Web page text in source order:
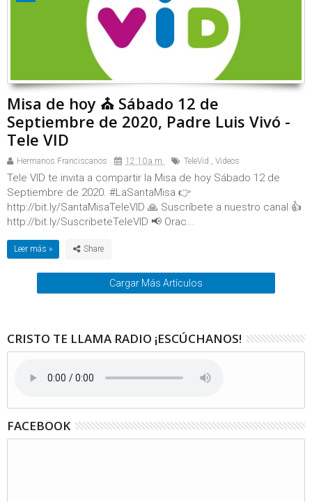
Misa de hoy ⛪ Sábado 12 de
Septiembre de 2020, Padre Luis Vivó -
Tele VID
Hermanos Franciscanos 12:10 a.m. TeleVid , Videos
Tele VID te invita a compartir la Misa de hoy Sábado 12 de
Septiembre de 2020. #LaSantaMisa 👉
http://bit.ly/SantaMisaTeleVID 🙏 Suscríbete a nuestro canal 👍
http://bit.ly/SuscribeteTeleVID 📢 Orac...
Leer más »
Cargar Más Artículos
CRISTO TE LLAMA RADIO ¡ESCÚCHANOS!
FACEBOOK